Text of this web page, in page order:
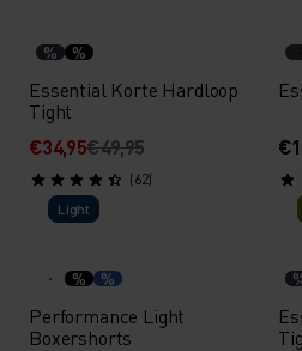
% %
Essential Korte Hardloop
Tight
€34,95€49,95
(62)
Light
% %
Performance Light
Boxershorts